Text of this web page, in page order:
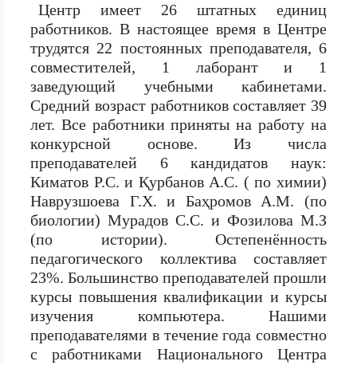
Центр имеет 26 штатных единиц
работников. В настоящее время в Центре
трудятся 22 постоянных преподавателя, 6
совместителей, 1 лаборант и 1
заведующий учебными кабинетами.
Средний возраст работников составляет 39
лет. Все работники приняты на работу на
конкурсной основе. Из числа
преподавателей 6 кандидатов наук:
Киматов Р.С. и Қурбанов А.С. ( по химии)
Наврузшоева Г.Х. и Баҳромов А.М. (по
биологии) Мурадов С.С. и Фозилова М.З
(по истории). Остепенённость
педагогического коллектива составляет
23%. Большинство преподавателей прошли
курсы повышения квалификации и курсы
изучения компьютера. Нашими
преподавателями в течение года совместно
с работниками Национального Центра